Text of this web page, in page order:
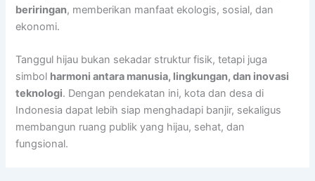
beriringan, memberikan manfaat ekologis, sosial, dan
ekonomi.
Tanggul hijau bukan sekadar struktur fisik, tetapi juga
simbol harmoni antara manusia, lingkungan, dan inovasi
teknologi. Dengan pendekatan ini, kota dan desa di
Indonesia dapat lebih siap menghadapi banjir, sekaligus
membangun ruang publik yang hijau, sehat, dan
fungsional.